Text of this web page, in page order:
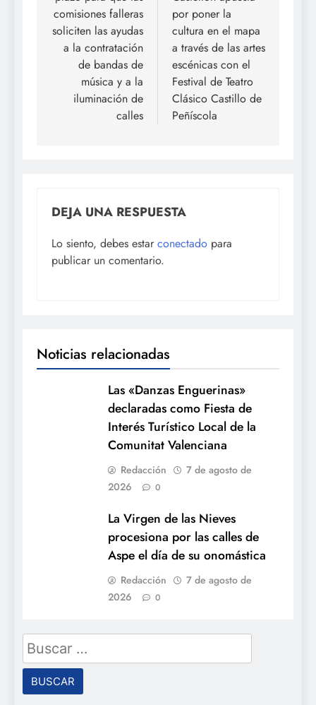
entradas
comisiones falleras
soliciten las ayudas
a la contratación
de bandas de
música y a la
iluminación de
calles
por poner la
cultura en el mapa
a través de las artes
escénicas con el
Festival de Teatro
Clásico Castillo de
Peñíscola
DEJA UNA RESPUESTA
Lo siento, debes estar conectado para
publicar un comentario.
Noticias relacionadas
Las «Danzas Enguerinas»
declaradas como Fiesta de
Interés Turístico Local de la
Comunitat Valenciana
Redacción
7 de agosto de
2026
0
La Virgen de las Nieves
procesiona por las calles de
Aspe el día de su onomástica
Redacción
7 de agosto de
2026
0
Buscar: